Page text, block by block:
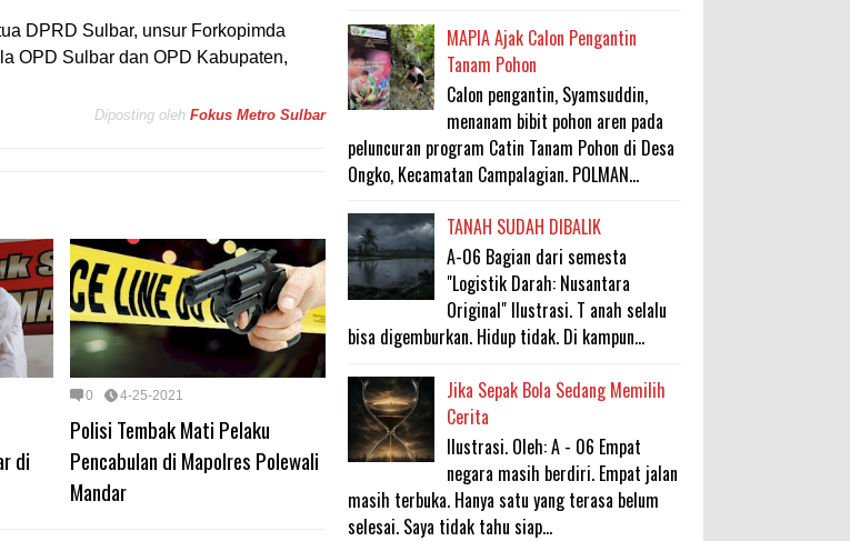
DPRD Sulbar, unsur Forkopimda
OPD Sulbar dan OPD Kabupaten,
Diposting oleh Fokus Metro Sulbar
di
0 4-25-2021
Polisi Tembak Mati Pelaku
Pencabulan di Mapolres Polewali
Mandar
MAPIA Ajak Calon Pengantin
Tanam Pohon
Calon pengantin, Syamsuddin,
menanam bibit pohon aren pada
peluncuran program Catin Tanam Pohon di Desa
Ongko, Kecamatan Campalagian. POLMAN...
TANAH SUDAH DIBALIK
A-06 Bagian dari semesta
"Logistik Darah: Nusantara
Original" Ilustrasi. T anah selalu
bisa digemburkan. Hidup tidak. Di kampun...
Jika Sepak Bola Sedang Memilih
Cerita
Ilustrasi. Oleh: A - 06 Empat
negara masih berdiri. Empat jalan
masih terbuka. Hanya satu yang terasa belum
selesai. Saya tidak tahu siap...